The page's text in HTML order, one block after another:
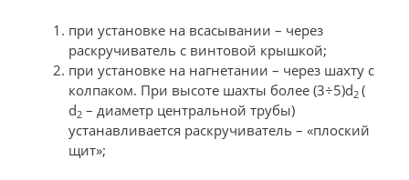
при установке на всасывании – через
раскручиватель с винтовой крышкой;
при установке на нагнетании – через шахту с
колпаком. При высоте шахты более (3÷5)d2 (
d2 – диаметр центральной трубы)
устанавливается раскручиватель – «плоский
щит»;